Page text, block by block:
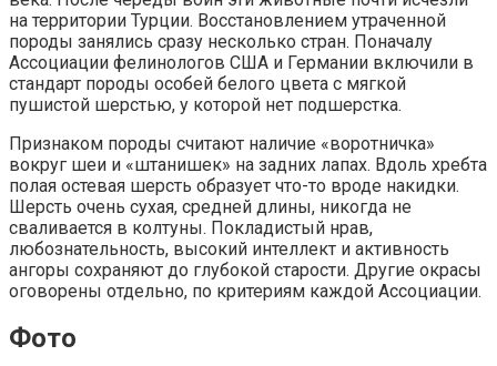
на территории Турции. Восстановлением утраченной
породы занялись сразу несколько стран. Поначалу
Ассоциации фелинологов США и Германии включили в
стандарт породы особей белого цвета с мягкой
пушистой шерстью, у которой нет подшерстка.
Признаком породы считают наличие «воротничка»
вокруг шеи и «штанишек» на задних лапах. Вдоль хребта
полая остевая шерсть образует что-то вроде накидки.
Шерсть очень сухая, средней длины, никогда не
сваливается в колтуны. Покладистый нрав,
любознательность, высокий интеллект и активность
ангоры сохраняют до глубокой старости. Другие окрасы
оговорены отдельно, по критериям каждой Ассоциации.
Фото